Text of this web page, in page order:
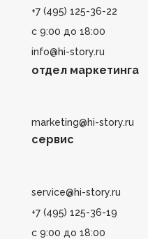
+7 (495) 125-36-22
с 9:00 до 18:00
info@hi-story.ru
отдел маркетинга
marketing@hi-story.ru
сервис
service@hi-story.ru
+7 (495) 125-36-19
с 9:00 до 18:00